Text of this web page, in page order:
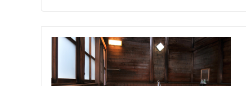
特別室【禁煙】
宿泊人数：2～4人